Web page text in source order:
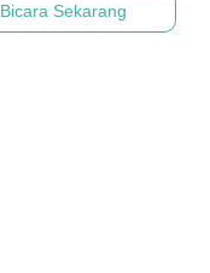
Bicara Sekarang